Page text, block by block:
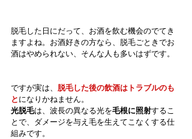
脱毛した日にだって、お酒を飲む機会のでてき
ますよね。お酒好きの方なら、脱毛ごときでお
酒はやめられない、そんな人も多いはずです。
ですが実は、 脱毛した後の飲酒はトラブルのも
と になりかねません。
光脱毛は、波長の異なる光を毛根に照射するこ
とで、ダメージを与え毛を生えてこなくする仕
組みです。